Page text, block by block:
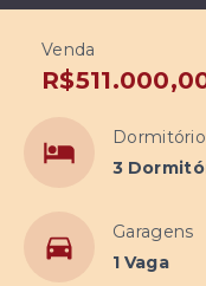
Venda
3
Garagens
1 Vaga